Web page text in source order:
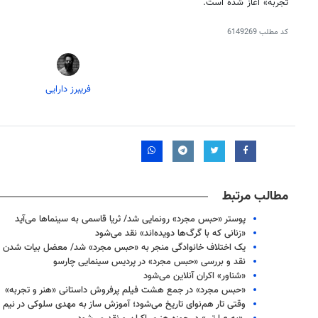
کد مطلب6149269
فریبرز دارایی
مطالب مرتبط
پوستر «حبس مجرد» رونمایی شد/ ثریا قاسمی به سینماها می‌آید
«زنانی که با گرگ‌ها دویده‌اند» نقد می‌شود
یک اختلاف خانوادگی منجر به «حبس مجرد» شد/ معضل بیات شدن
نقد و بررسی «حبس مجرد» در پردیس سینمایی چارسو
«شناور» اکران آنلاین می‌شود
«حبس مجرد» در جمع هشت فیلم پرفروش داستانی «هنر و تجربه»
وقتی تار هم‌نوای تاریخ می‌شود؛ آموزش ساز به مهدی سلوکی در